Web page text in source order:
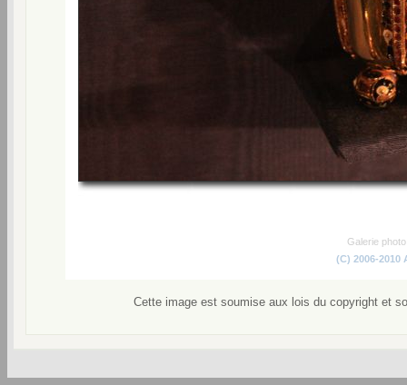
Galerie
(C) 2006-2010
Cette image est soumise aux lois du copyright et